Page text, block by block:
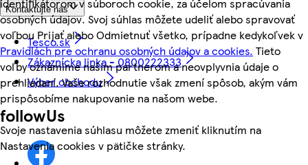
osobných údajov. Svoj súhlas môžete udeliť alebo spravovať
voľbou Prijať alebo Odmietnuť všetko, prípadne kedykoľvek v
Pravidlách pre ochranu osobných údajov a cookies. Tieto
voľby oznámime našim partnerom a neovplyvnia údaje o
prehliadaní. Vaše rozhodnutie však zmení spôsob, akým vám
prispôsobíme nakupovanie na našom webe.
Svoje nastavenia súhlasu môžete zmeniť kliknutím na
Nastavenia cookies v pätičke stránky.
Kontaktujte nás
Tesco.sk
Zákaznícka linka - 0800222333
Výber obchodu
followUs